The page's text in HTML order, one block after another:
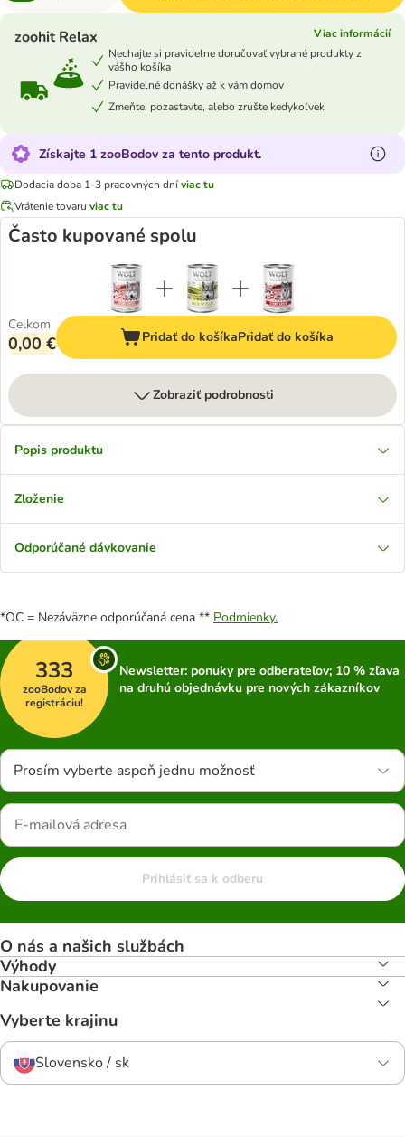
zoohit Relax
Viac informácií
Nechajte si pravidelne doručovať vybrané produkty z
vášho košíka
Pravidelné donášky až k vám domov
Zmeňte, pozastavte, alebo zrušte kedykoľvek
Získajte 1 zooBodov za tento produkt.
Dodacia doba 1-3 pracovných dníviac tu
Vrátenie tovaru viac tu
Často kupované spolu
Celkom
0,00 € Pridať do košíkaPridať do košíka
Zobraziť podrobnosti
Popis produktu
Zloženie
Odporúčané dávkovanie
*OC = Nezáväzne odporúčaná cena ** Podmienky.
333
zooBodov za
registráciu!
Newsletter: ponuky pre odberateľov; 10 % zľava
na druhú objednávku pre nových zákazníkov
Prosím vyberte aspoň jednu možnosť
Prihlásiť sa k odberu
O nás a našich službách
Výhody
Nakupovanie
Vyberte krajinu
Slovensko / sk